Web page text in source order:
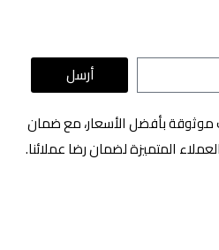
أرسل
موثوقة بأفضل الأسعار، مع ضمان
المتميزة لضمان رضا عملائنا.